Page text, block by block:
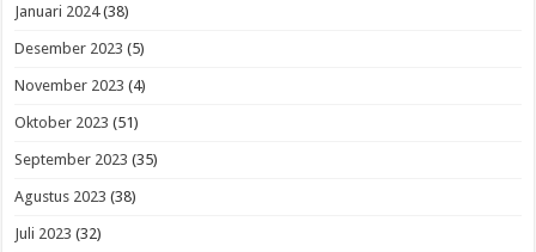
Januari 2024(38)
Desember 2023 (5)
November 2023 (4)
Oktober 2023 (51)
September 2023 (35)
Agustus 2023 (38)
Juli 2023 (32)